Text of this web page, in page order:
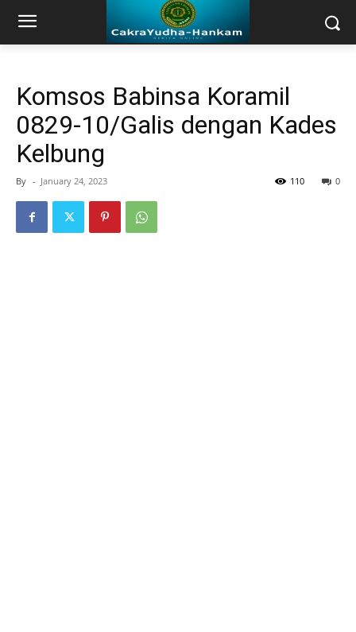
Komsos Babinsa Koramil
0829-10/Galis dengan Kades
Kelbung
By - January 24, 2023 0
110